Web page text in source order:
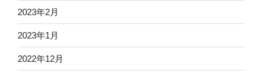
2023年2月
2023年1月
2022年12月